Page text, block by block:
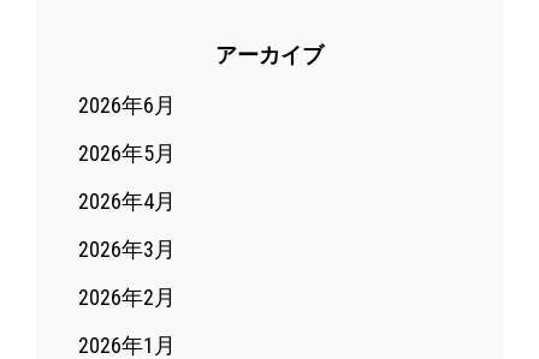
アーカイブ
2026年6月
2026年5月
2026年4月
2026年3月
2026年2月
2026年1月